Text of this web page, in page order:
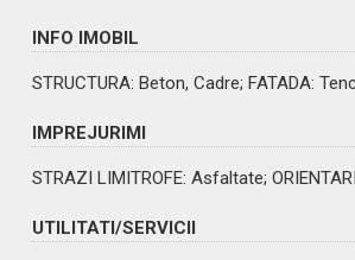
INFO IMOBIL
STRUCTURA: Beton, Cadre; FATADA:
IMPREJURIMI
STRAZI LIMITROFE: Asfaltate; ORIENTARI
UTILITATI/SERVICII